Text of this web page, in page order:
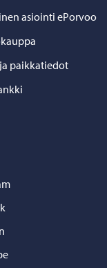
asiointi ePorvoo
paikkatiedot